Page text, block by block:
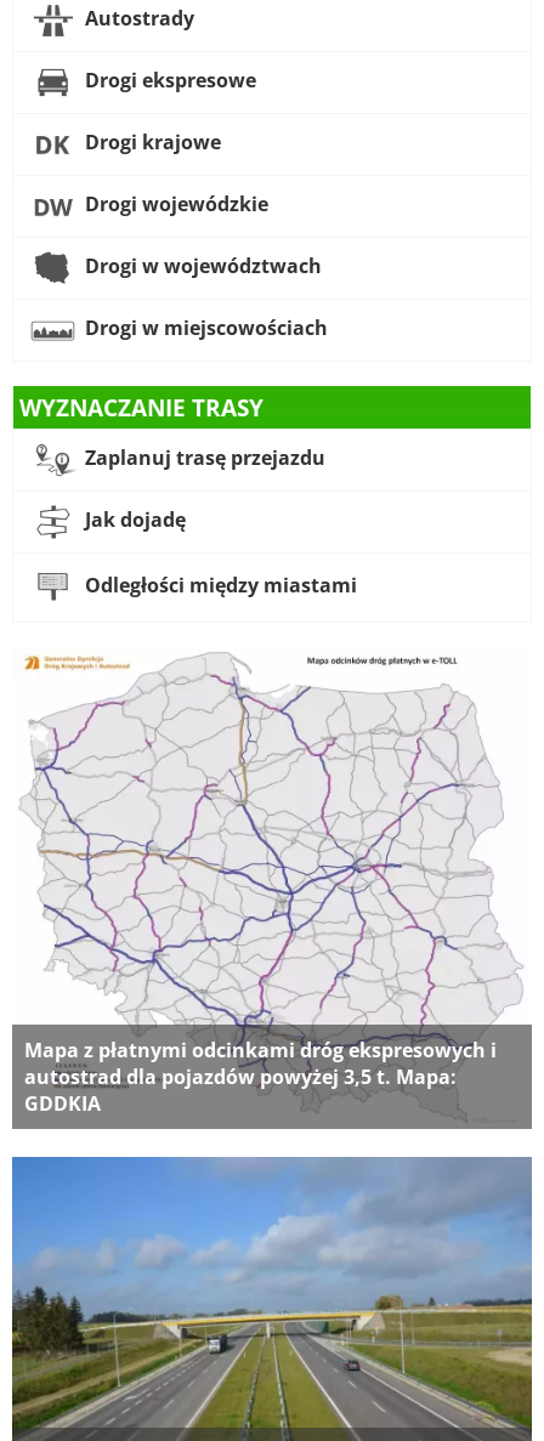
Autostrady
Drogi ekspresowe
Drogi krajowe
Drogi wojewódzkie
Drogi w województwach
Drogi w miejscowościach
WYZNACZANIE TRASY
Zaplanuj trasę przejazdu
Jak dojadę
Odległości między miastami
Mapa z płatnymi odcinkami dróg ekspresowych i
autostrad dla pojazdów powyżej 3,5 t. Mapa:
GDDKIA